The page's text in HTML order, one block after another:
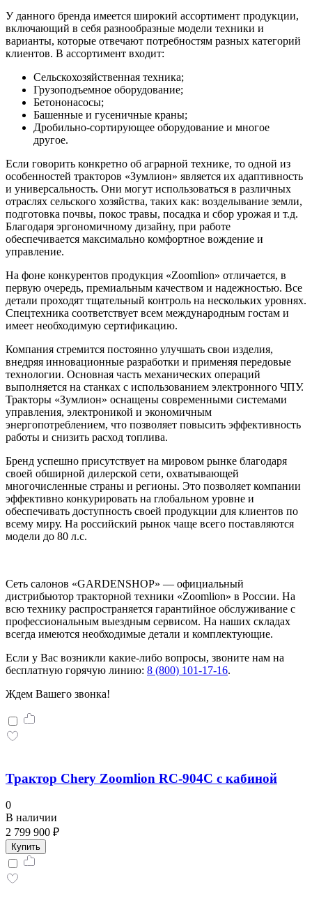
У данного бренда имеется широкий ассортимент продукции,
включающий в себя разнообразные модели техники и
варианты, которые отвечают потребностям разных категорий
клиентов. В ассортимент входит:
Сельскохозяйственная техника;
Грузоподъемное оборудование;
Бетононасосы;
Башенные и гусеничные краны;
Дробильно-сортирующее оборудование и многое
другое.
Если говорить конкретно об аграрной технике, то одной из
особенностей тракторов «Зумлион» является их адаптивность
и универсальность. Они могут использоваться в различных
отраслях сельского хозяйства, таких как: возделывание земли,
подготовка почвы, покос травы, посадка и сбор урожая и т.д.
Благодаря эргономичному дизайну, при работе
обеспечивается максимально комфортное вождение и
управление.
На фоне конкурентов продукция «Zoomlion» отличается, в
первую очередь, премиальным качеством и надежностью. Все
детали проходят тщательный контроль на нескольких уровнях.
Спецтехника соответствует всем международным гостам и
имеет необходимую сертификацию.
Компания стремится постоянно улучшать свои изделия,
внедряя инновационные разработки и применяя передовые
технологии. Основная часть механических операций
выполняется на станках с использованием электронного ЧПУ.
Тракторы «Зумлион» оснащены современными системами
управления, электроникой и экономичным
энергопотреблением, что позволяет повысить эффективность
работы и снизить расход топлива.
Бренд успешно присутствует на мировом рынке благодаря
своей обширной дилерской сети, охватывающей
многочисленные страны и регионы. Это позволяет компании
эффективно конкурировать на глобальном уровне и
обеспечивать доступность своей продукции для клиентов по
всему миру. На российский рынок чаще всего поставляются
модели до 80 л.с.
Сеть салонов «GARDENSHOP» — официальный
дистрибьютор тракторной техники «Zoomlion» в России. На
всю технику распространяется гарантийное обслуживание с
профессиональным выездным сервисом. На наших складах
всегда имеются необходимые детали и комплектующие.
Если у Вас возникли какие-либо вопросы, звоните нам на
бесплатную горячую линию: 8 (800) 101-17-16.
Ждем Вашего звонка!
Трактор Chery Zoomlion RC-904C с кабиной
0
В наличии
2 799 900 ₽
Купить